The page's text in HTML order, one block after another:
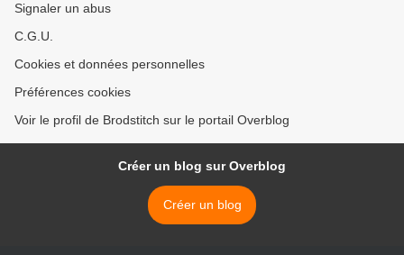
Signaler un abus
C.G.U.
Cookies et données personnelles
Préférences cookies
Voir le profil de Brodstitch sur le portail Overblog
Créer un blog sur Overblog
Créer un blog